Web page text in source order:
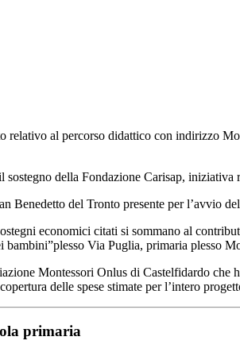
relativo al percorso didattico con indirizzo
sostegno della Fondazione Carisap, iniziativa
Benedetto del Tronto presente per l’avvio
economici citati si sommano al
bambini”plesso Via Puglia, primaria plesso
Montessori Onlus di Castelfidardo
delle spese stimate per l’intero
primaria